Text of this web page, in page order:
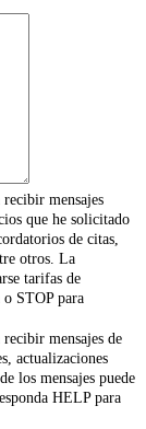
mensajes
que he solicitado
de citas,
otros. La
tarifas de
o STOP para
mensajes de
actualizaciones
los mensajes puede
HELP para